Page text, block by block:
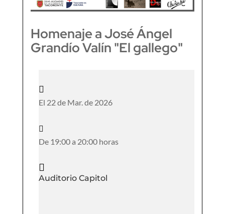
Homenaje a José Ángel
Grandío Valín "El gallego"

El 22 de Mar. de 2026

De 19:00 a 20:00 horas

Auditorio Capitol